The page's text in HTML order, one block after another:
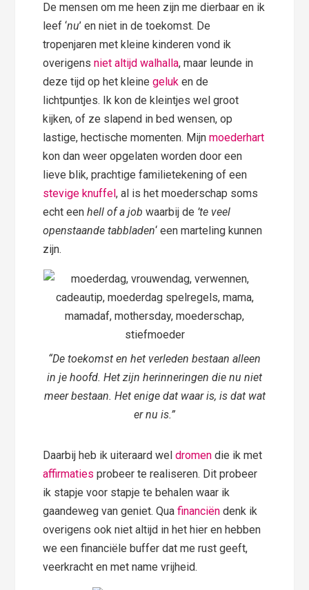
De mensen om me heen zijn me dierbaar en ik
leef ‘nu’ en niet in de toekomst. De
tropenjaren met kleine kinderen vond ik
overigensniet altijd walhalla, maar leunde in
deze tijd op het kleinegeluken de
lichtpuntjes. Ik kon de kleintjes wel groot
kijken, of ze slapend in bed wensen, op
lastige, hectische momenten. Mijnmoederhart
kon dan weer opgelaten worden door een
lieve blik, prachtige familietekening of een
stevige knuffel, al is het moederschap soms
echt eenhell of a job waarbij de ’te veel
openstaande tabbladen‘ een marteling kunnen
zijn.
“De toekomst en het verleden bestaan alleen
in je hoofd. Het zijn herinneringen die nu niet
meer bestaan. Het enige dat waar is, is dat wat
er nu is.”
Daarbij heb ik uiteraard weldromendie ik met
affirmatiesprobeer te realiseren. Dit probeer
ik stapje voor stapje te behalen waar ik
gaandeweg van geniet. Quafinanciëndenk ik
overigens ook niet altijd in het hier en hebben
we een financiële buffer dat me rust geeft,
veerkracht en met name vrijheid.